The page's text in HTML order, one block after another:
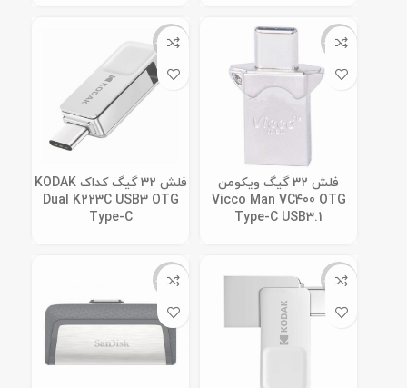
ناموجود
فلش 32 گیگ ویکومن
Vicco Man VC400 OTG
Type-C USB3.1
ناموجود
فلش 32 گیگ کداک KODAK
Dual K223C USB3 OTG
Type-C
ناموجود ناموجود